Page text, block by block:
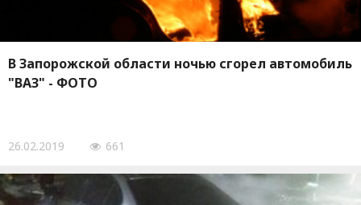
В Запорожской области ночью сгорел автомобиль
"ВАЗ" - ФОТО
26.02.2019 661